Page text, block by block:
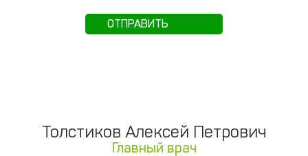
Толстиков Алексей Петрович
Главный врач